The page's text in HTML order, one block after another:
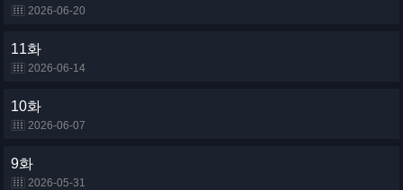
2026-06-20
11화
2026-06-14
10화
2026-06-07
9화
2026-05-31